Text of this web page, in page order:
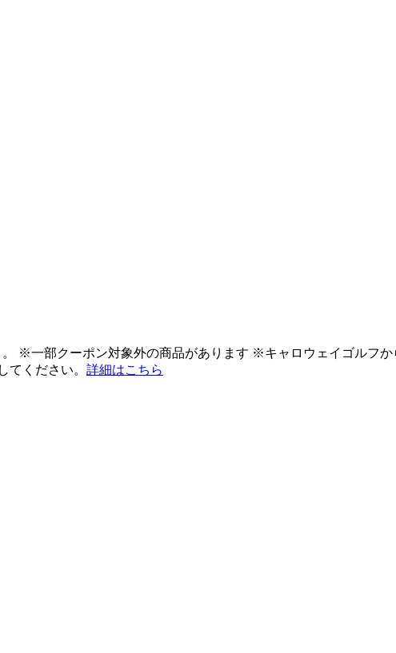
※一部クーポン対象外の商品があります ※キャロウェイゴルフ
てください。 詳細はこちら